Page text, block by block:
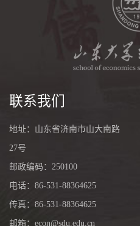
联系我们
地址：山东省济南市山大南路
27号
邮政编码：250100
电话：86-531-88364625
传真：86-531-88364625
邮箱：econ@sdu.edu.cn